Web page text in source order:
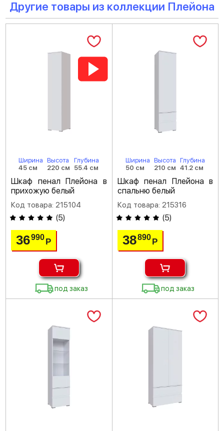
Другие товары из коллекции Плейона
Ширина
45 см
Высота
220 см
Глубина
55.4 см
Шкаф пенал Плейона в
прихожую белый
Код товара: 215104
(5)
36990Р
под заказ
Ширина
50 см
Высота
210 см
Глубина
41.2 см
Шкаф пенал Плейона в
спальню белый
Код товара: 215316
(5)
38890 Р
под заказ